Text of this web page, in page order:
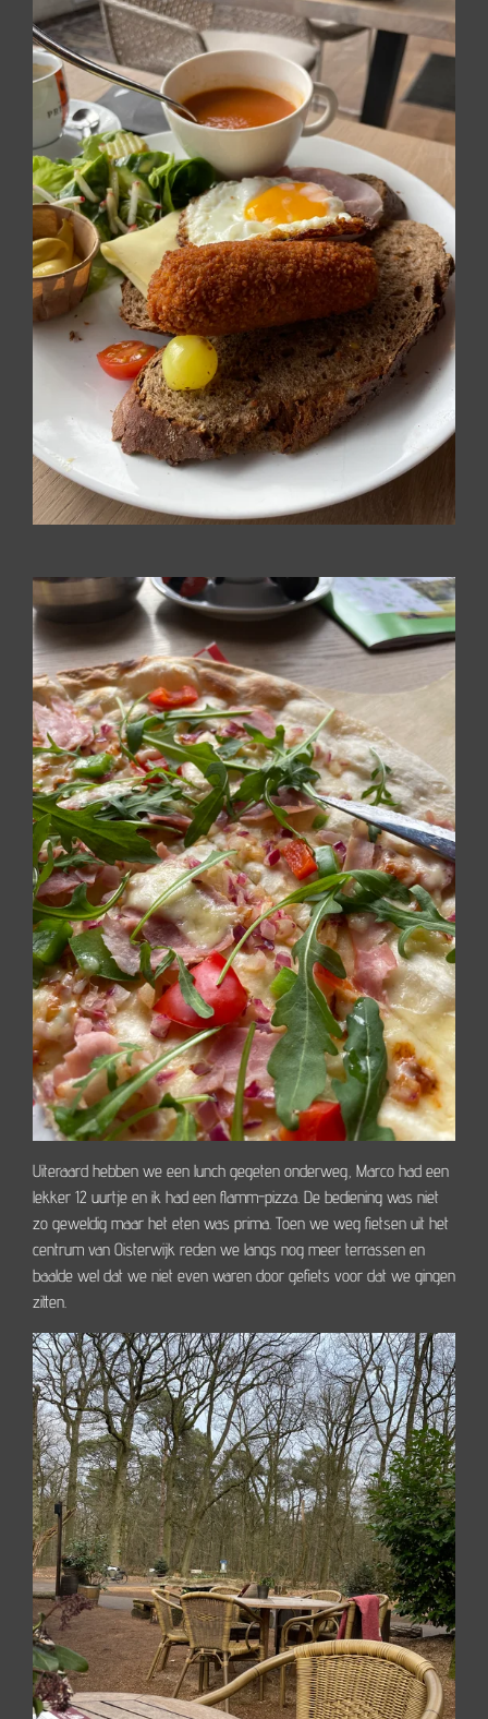
Uiteraard hebben we een lunch gegeten onderweg, Marco had een
lekker 12 uurtje en ik had een flamm-pizza. De bediening was niet
zo geweldig maar het eten was prima. Toen we weg fietsen uit het
centrum van Oisterwijk reden we langs nog meer terrassen en
baalde wel dat we niet even waren door gefiets voor dat we gingen
zitten.